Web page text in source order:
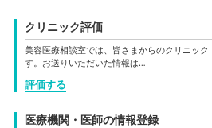
クリニック評価
美容医療相談室では、皆さまからのクリニッ
す。お送りいただいた情報は…
評価する
医療機関・医師の情報登録